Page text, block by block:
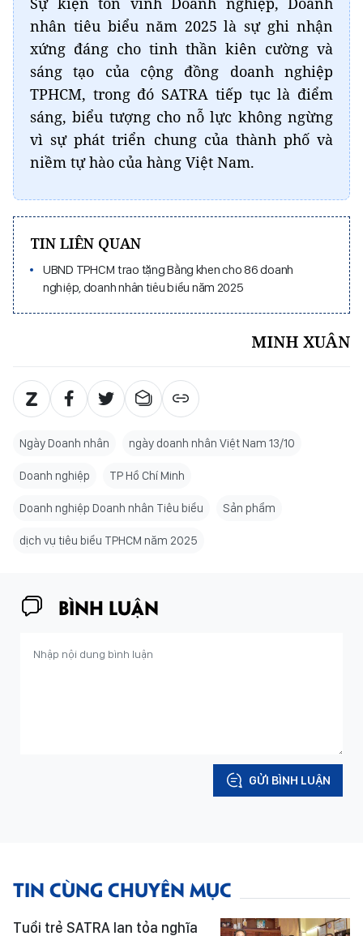
nhân tiêu biểu năm 2025 là sự ghi nhận
xứng đáng cho tinh thần kiên cường và
sáng tạo của cộng đồng doanh nghiệp
TPHCM, trong đó SATRA tiếp tục là điểm
sáng, biểu tượng cho nỗ lực không ngừng
vì sự phát triển chung của thành phố và
niềm tự hào của hàng Việt Nam.
TIN LIÊN QUAN
UBND TPHCM trao tặng Bằng khen cho 86 doanh
nghiệp, doanh nhân tiêu biểu năm 2025
MINH XUÂN
Ngày Doanh nhân ngày doanh nhân Việt Nam 13/10
Doanh nghiệp TP Hồ Chí Minh
Doanh nghiệp Doanh nhân Tiêu biểu Sản phẩm
dịch vụ tiêu biểu TPHCM năm 2025
BÌNH LUẬN
GỬI BÌNH LUẬN
TIN CÙNG CHUYÊN MỤC
Tuổi trẻ SATRA lan tỏa nghĩa